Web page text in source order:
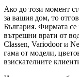
Ако до този момент
за вашия дом, то
България. Фирмата
вътрешни врати от
Classen, Variodoor и
гама от модели,
взискателните